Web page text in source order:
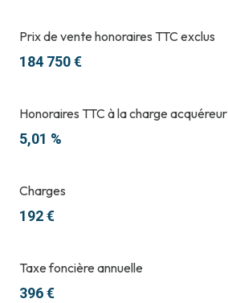
Prix de vente honoraires TTC exclus
184 750 €
Honoraires TTC à la charge acquéreur
5,01 %
Charges
192 €
Taxe foncière annuelle
396 €